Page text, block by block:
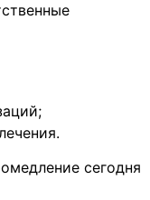
сегодня